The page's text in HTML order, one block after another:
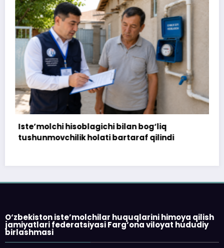
bilan bog‘liq
bartaraf qilindi
172 million so‘m
topshirilmadi…
O‘zbekiston iste’molchilar huquqlarini himoya qilish
jamiyatlari federatsiyasi Farg‘ona viloyat hududiy
birlashmasi